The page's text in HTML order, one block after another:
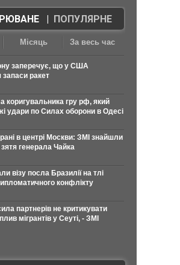
| ПОПУЛЯРНЕ
Місяць За весь час
заперечує, що у США
ракет
коригувальника гру рф, який
удари по Силах оборони в Одесі
в центрі Москви: ЗМІ знайшли
генерала Чайка
візу посла Бразилії на тлі
конфлікту
партнерів не критикувати
мігрантів у Сеуті, - ЗМІ